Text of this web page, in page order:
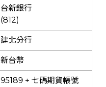
台新銀行
(812)
建北分行
新台幣
95189 + 七碼期貨帳號